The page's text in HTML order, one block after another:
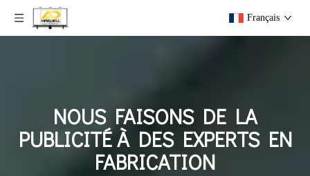
Français
NOUS FAISONS DE LA
PUBLICITÉ À DES EXPERTS EN
FABRICATION